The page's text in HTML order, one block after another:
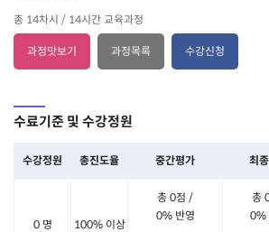
총 14차시 / 14시간 교육과정
과정맛보기 과정목록 수강신청
수료기준 및 수강정원
수강정원 총진도율 중간평가 최
0 명 100% 이상
총 0점 /
0% 반영
총
0%